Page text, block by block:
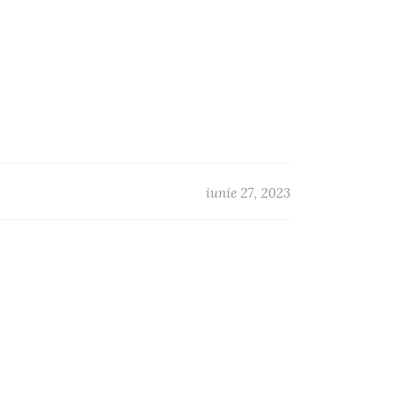
iunie 27, 2023